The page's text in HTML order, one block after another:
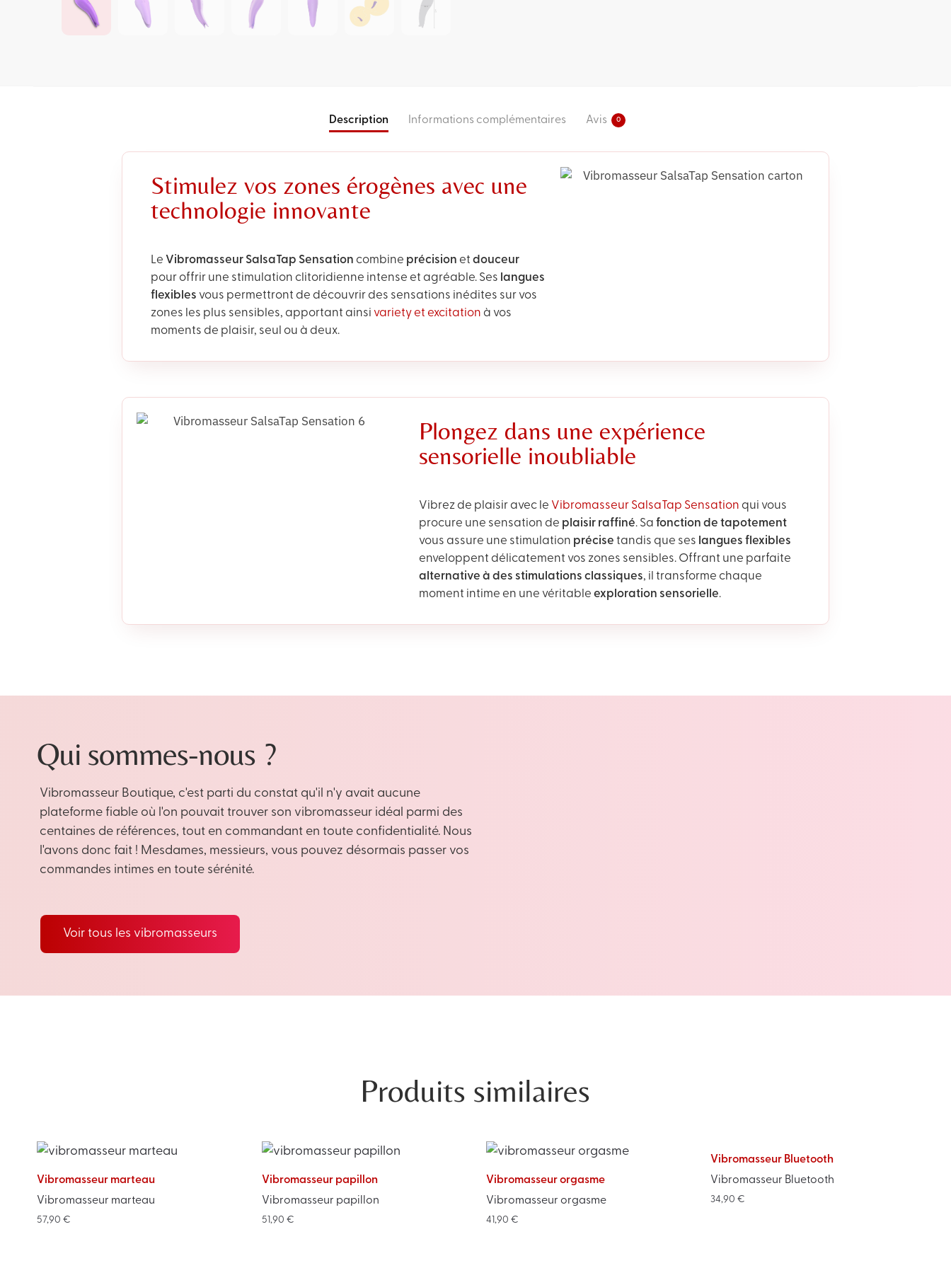
Description Informations complémentaires Avis 0
Stimulez vos zones érogènes avec une
technologie innovante
Le Vibromasseur SalsaTap Sensation combine précision et douceur
pour offrir une stimulation clitoridienne intense et agréable. Ses langues
flexibles vous permettront de découvrir des sensations inédites sur vos
zones les plus sensibles, apportant ainsi variety et excitation à vos
moments de plaisir, seul ou à deux.
Plongez dans une expérience
sensorielle inoubliable
Vibrez de plaisir avec le Vibromasseur SalsaTap Sensation qui vous
procure une sensation de plaisir raffiné. Safonction de tapotement
vous assure une stimulation précise tandis que ses langues flexibles
enveloppent délicatement vos zones sensibles. Offrant une parfaite
alternative à des stimulations classiques, il transforme chaque
moment intime en une véritableexploration sensorielle.
Qui sommes-nous ?
Vibromasseur Boutique, c'est parti du constat qu'il n'y avait aucune
plateforme fiable où l'on pouvait trouver son vibromasseur idéal parmi des
centaines de références, tout en commandant en toute confidentialité. Nous
l'avons donc fait ! Mesdames, messieurs, vous pouvez désormais passer vos
commandes intimes en toute sérénité.
Voir tous les vibromasseurs
Produits similaires
Vibromasseur marteau
Vibromasseur marteau
57,90€
Vibromasseur papillon
Vibromasseur papillon
51,90 €
Vibromasseur orgasme
Vibromasseur orgasme
41,90 €
Vibromasseur Bluetooth
Vibromasseur Bluetooth
34,90€